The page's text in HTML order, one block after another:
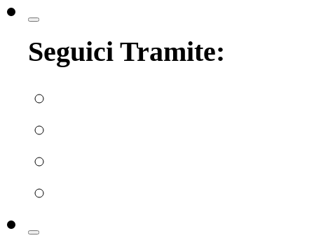
Seguici Tramite: